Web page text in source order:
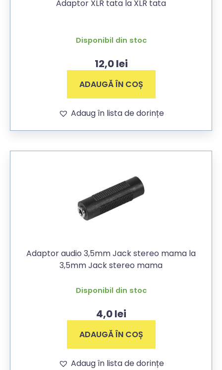
Adaptor XLR tata la XLR tata
Disponibil din stoc
12,0lei
ADAUGĂ ÎN COȘ
Adaug în lista de dorințe
Adaptor audio 3,5mm Jack stereo mama la
3,5mm Jack stereo mama
Disponibil din stoc
4,0lei
ADAUGĂ ÎN COȘ
Adaug în lista de dorințe